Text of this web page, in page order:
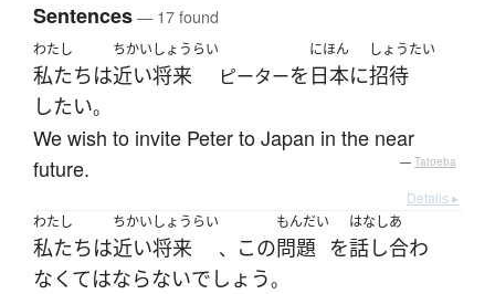
Sentences— 17 found
わたし
私たちは
ちかいしょうらい
近い将来 ピーターを
にほん
日本に
しょうたい
招待
したい。
We wish to invite Peter to Japan in the near
future.
— Tatoeba
Details ▸
わたし
私たちは
ちかいしょうらい
近い将来 、 この
もんだい
問題 を
はなしあ
話し合わ
なくてはならないでしょう。